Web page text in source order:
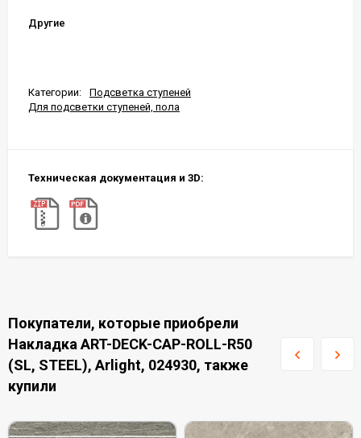
Другие
Категории:
Подсветка ступеней
Для подсветки ступеней, пола
Техническая документация и 3D:
Покупатели, которые приобрели
Накладка ART-DECK-CAP-ROLL-R50
(SL, STEEL), Arlight, 024930, также
купили